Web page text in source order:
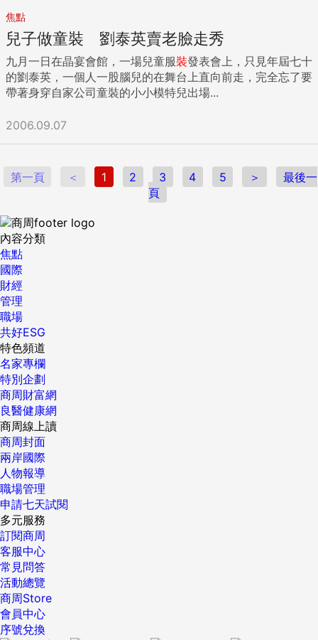
焦點
兒子做童裝 劉泰英賣老臉走秀
九月一日在晶宴會館，一場兒童服裝發表會上，只見年屆七十
的劉泰英，一個人一股腦兒的在舞台上直向前走，完全忘了要
帶著身穿自家公司童裝的小小模特兒出場...
2006.09.07
第一頁 ＜ 1 2 3 4 5 ＞
最後一
頁
內容分類
焦點
國際
財經
管理
職場
共好ESG
特色頻道
名家專欄
特別企劃
商周財富網
良醫健康網
商周線上讀
商周封面
兩岸國際
人物報導
職場管理
申請七天試閱
多元服務
訂閱商周
客服中心
常見問答
活動總覽
商周Store
會員中心
序號兌換